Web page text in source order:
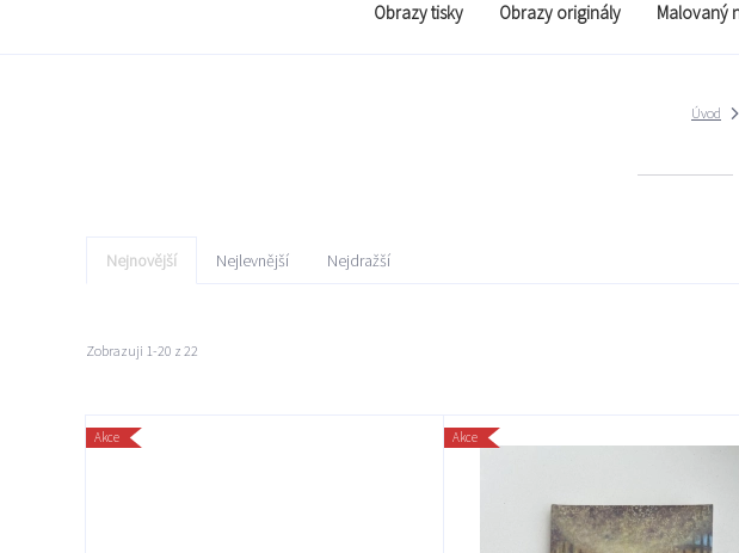
Obrazy tisky Obrazy originály Malovaný
Úvod
Nejnovější Nejlevnější Nejdražší
Zobrazuji 1-20 z 22
Akce Akce